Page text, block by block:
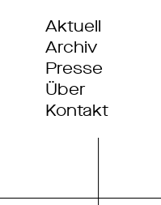
Aktuell
Archiv
Presse
Über
Kontakt